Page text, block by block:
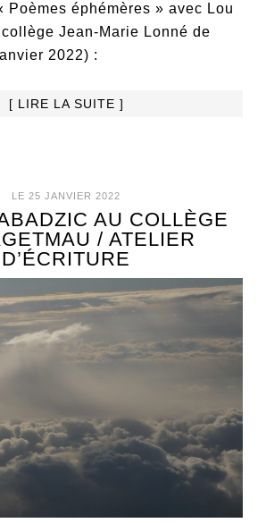
Poèmes éphémères » avec Lou
Jean-Marie Lonné de
2022) :
[ LIRE LA SUITE ]
LE 25 JANVIER 2022
AU COLLÈGE
/ ATELIER
D’ÉCRITURE